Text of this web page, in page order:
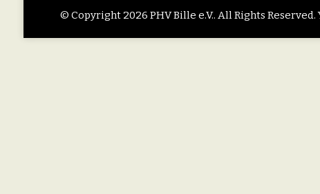
© Copyright 2026 PHV Bille e.V.. All Rights Reserved.